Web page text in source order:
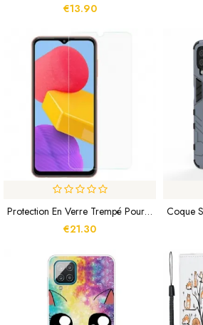
€13.90
Protection En Verre Trempé Pour Écran Samsung Galaxy M13
€21.30